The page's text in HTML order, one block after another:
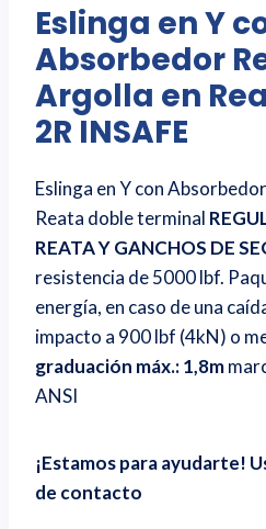
Eslinga en Y
Absorbedor
Argolla en
2R INSAFE
Eslinga en Y con
Reata doble terminal
REATA Y GANCHOS DE
resistencia de 5000 lbf.
energía, en caso de una
impacto a 900 lbf (4kN) o
graduación máx.: 1,8m
ANSI
¡Estamos para ayudarte!
de contacto